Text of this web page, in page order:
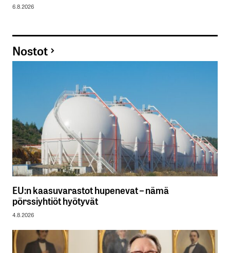
6.8.2026
Nostot
EU:n kaasuvarastot hupenevat – nämä
pörssiyhtiöt hyötyvät
4.8.2026